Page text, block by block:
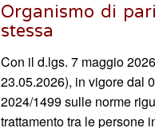
Organismo di
stessa
Con il d.lgs. 7 maggio
23.05.2026), in vigore dal
2024/1499 sulle norme
trattamento tra le persone